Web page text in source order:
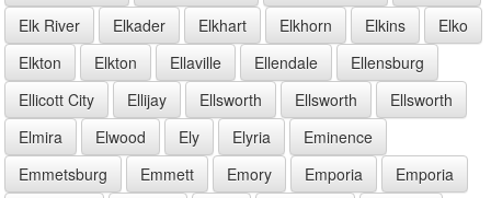
Elk River
Elkader Elkhart Elkhorn Elkins
Elko
Elkton
Elkton Ellaville Ellendale
Ellensburg
Ellicott City
Ellijay Ellsworth Ellsworth
Ellsworth
Elmira
Elwood Ely Elyria
Eminence
Emmetsburg
Emmett Emory Emporia
Emporia